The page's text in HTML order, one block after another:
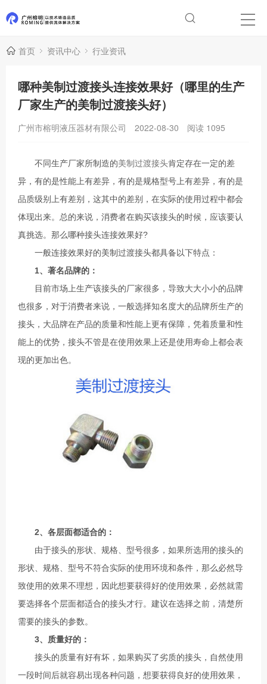
首页 资讯中心 行业资讯
哪种美制过渡接头连接效果好（哪里的生产
厂家生产的美制过渡接头好）
广州市榕明液压器材有限公司 2022-08-30 阅读 1095
不同生产厂家所制造的美制过渡接头肯定存在一定的差
异，有的是性能上有差异，有的是规格型号上有差异，有的是
品质级别上有差别，这其中的差别，在实际的使用过程中都会
体现出来。总的来说，消费者在购买该接头的时候，应该要认
真挑选。那么哪种接头连接效果好?
一般连接效果好的美制过渡接头都具备以下特点：
1、著名品牌的：
目前市场上生产该接头的厂家很多，导致大大小小的品牌
也很多，对于消费者来说，一般选择知名度大的品牌所生产的
接头，大品牌在产品的质量和性能上更有保障，凭着质量和性
能上的优势，接头不管是在使用效果上还是使用寿命上都会表
现的更加出色。
2、各层面都适合的：
由于接头的形状、规格、型号很多，如果所选用的接头的
形状、规格、型号不符合实际的使用环境和条件，那么必然导
致使用的效果不理想，因此想要获得好的使用效果，必然就需
要选择各个层面都适合的接头才行。建议在选择之前，清楚所
需要的接头的参数。
3、质量好的：
接头的质量有好有坏，如果购买了劣质的接头，自然使用
一段时间后就容易出现各种问题，想要获得良好的使用效果，